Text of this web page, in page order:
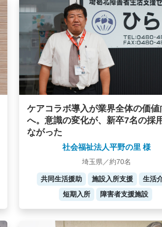
ケアコラボ導入が業界全体の価値
へ。意識の変化が、新卒7名の採
ながった
社会福祉法人平野の里 様
埼玉県／約70名
共同生活援助 施設入所支援
生活
短期入所
障害者支援施設